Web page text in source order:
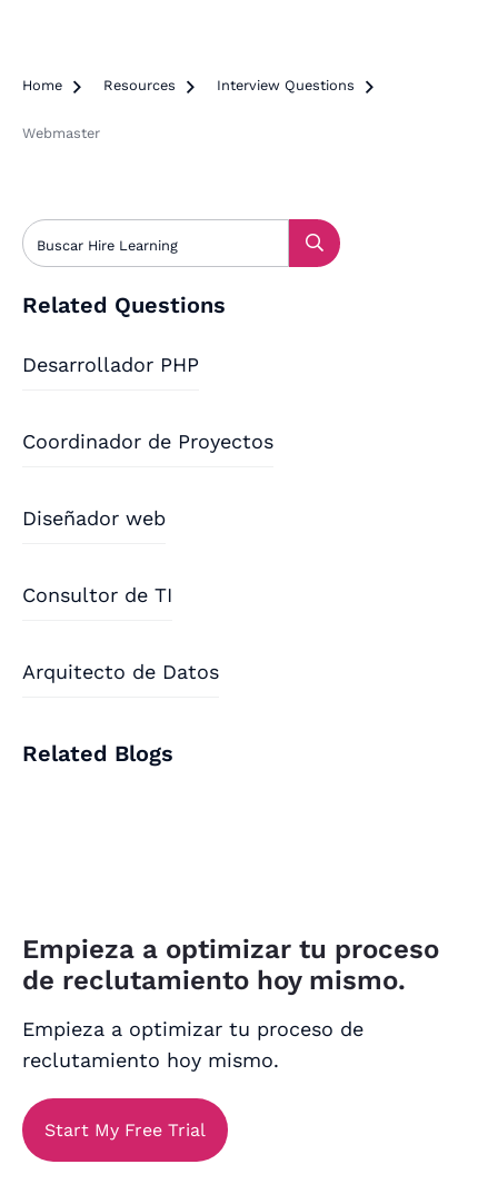
Home  Resources  Interview Questions 
Webmaster
Related Questions
Desarrollador PHP
Coordinador de Proyectos
Diseñador web
Consultor de TI
Arquitecto de Datos
Related Blogs
Empieza a optimizar tu proceso
de reclutamiento hoy mismo.
Empieza a optimizar tu proceso de
reclutamiento hoy mismo.
Start My Free Trial